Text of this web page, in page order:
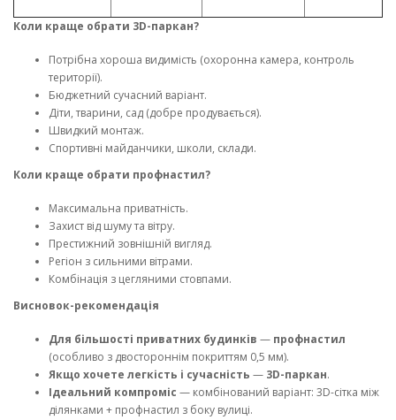
Коли краще обрати 3D-паркан?
Потрібна хороша видимість (охоронна камера, контроль
території).
Бюджетний сучасний варіант.
Діти, тварини, сад (добре продувається).
Швидкий монтаж.
Спортивні майданчики, школи, склади.
Коли краще обрати профнастил?
Максимальна приватність.
Захист від шуму та вітру.
Престижний зовнішній вигляд.
Регіон з сильними вітрами.
Комбінація з цегляними стовпами.
Висновок-рекомендація
Для більшості приватних будинків — профнастил
(особливо з двостороннім покриттям 0,5 мм).
Якщо хочете легкість і сучасність — 3D-паркан.
Ідеальний компроміс — комбінований варіант: 3D-сітка між
ділянками + профнастил з боку вулиці.